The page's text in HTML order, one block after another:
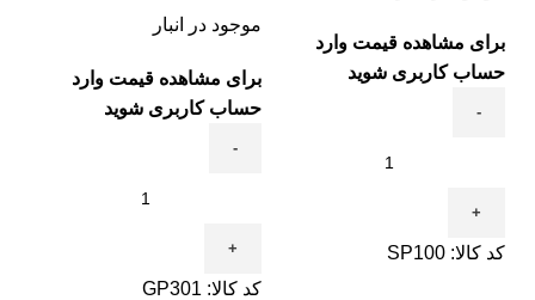
برای مشاهده قیمت وارد
حساب کاربری شوید
کد کالا: SP100
موجود در انبار
برای مشاهده قیمت وارد
حساب کاربری شوید
کد کالا: GP301